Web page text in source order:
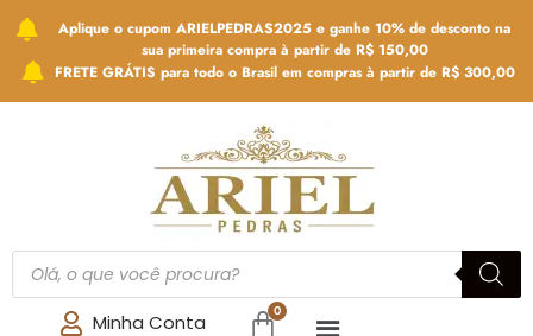
Aplique o cupom ARIELPEDRAS2025 e ganhe 10% de desconto na
sua primeira compra à partir de R$ 150,00
FRETE GRÁTIS para todo o Brasil em compras à partir de R$ 300,00
Minha Conta